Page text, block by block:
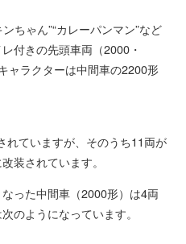
ちゃん”“カレーパンマン”など
付きの先頭車両（2000・
ャラクターは中間車の2200形
れていますが、そのうち11両が
装されています。
った中間車（2000形）は4両
のようになっています。